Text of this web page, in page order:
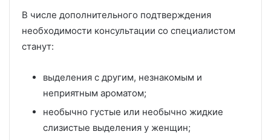
В числе дополнительного подтверждения
необходимости консультации со специалистом
станут:
выделения с другим, незнакомым и
неприятным ароматом;
необычно густые или необычно жидкие
слизистые выделения у женщин;